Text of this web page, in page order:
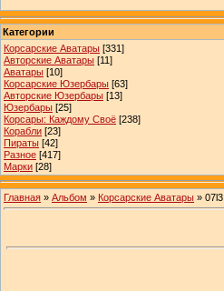
Категории
Корсарские Аватары [331]
Авторские Аватары [11]
Аватары [10]
Корсарские Юзербары [63]
Авторские Юзербары [13]
Юзербары [25]
Корсары: Каждому Своё [238]
Корабли [23]
Пираты [42]
Разное [417]
Марки [28]
Главная » Альбом » Корсарские Аватары » 07l3